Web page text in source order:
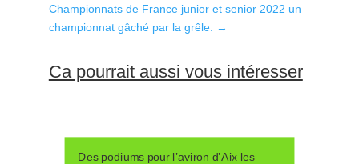
Championnats de France junior et senior 2022 un
championnat gâché par la grêle.
→
Ca pourrait aussi vous intéresser
Des podiums pour l’aviron d’Aix les